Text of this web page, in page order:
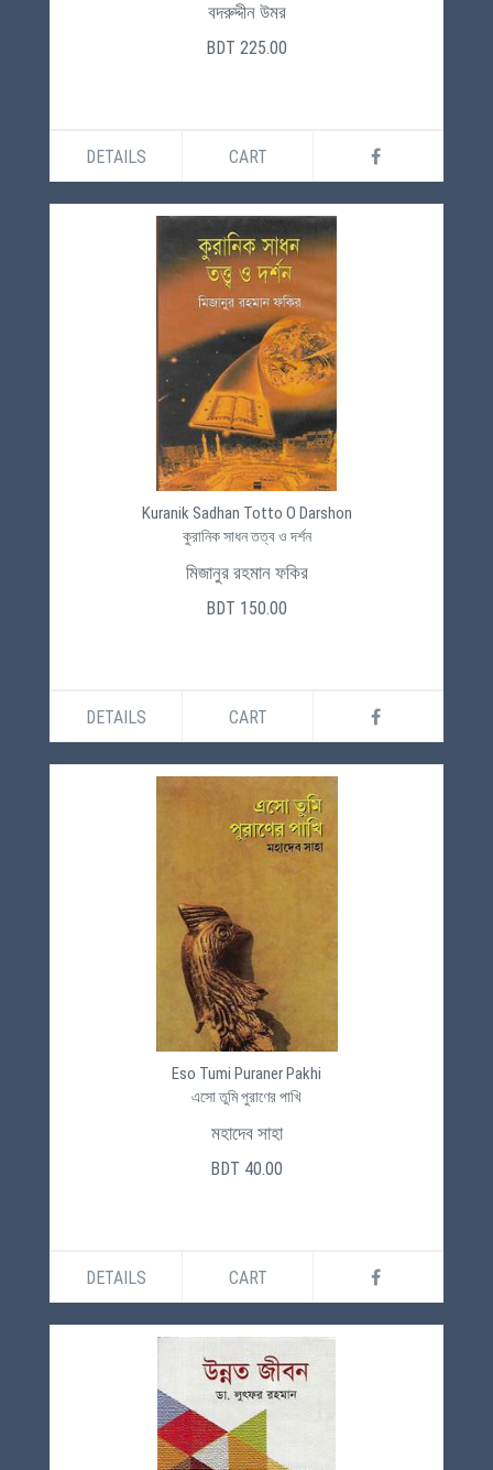
বদরুদ্দীন উমর
BDT 225.00
DETAILS CART
Kuranik Sadhan Totto O Darshon
কুরানিক সাধন তত্ব ও দর্শন
মিজানুর রহমান ফকির
BDT 150.00
DETAILS CART
Eso Tumi Puraner Pakhi
এসো তুমি পুরাণের পাখি
মহাদেব সাহা
BDT 40.00
DETAILS CART